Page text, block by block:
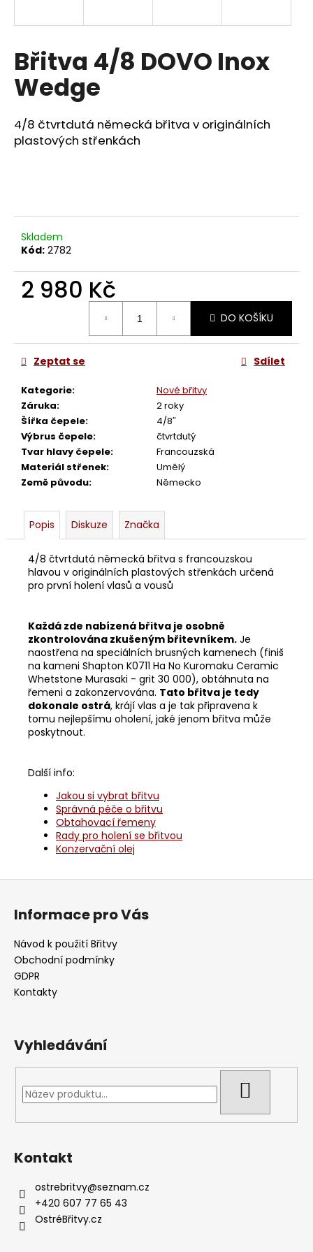
Břitva 4/8 DOVO Inox
Wedge
4/8 čtvrtdutá německá břitva v originálních
plastových střenkách
Skladem
Kód: 2782
2 980 Kč
DO KOŠÍKU
Kategorie:
Nové břitvy
Záruka:
2 roky
Šířka čepele:
4/8″
Výbrus čepele:
čtvrtdutý
Tvar hlavy čepele:
Francouzská
Materiál střenek:
Umělý
Země původu: Německo
Zeptat se Sdílet
Popis Diskuze Značka
4/8 čtvrtdutá německá břitva s francouzskou
hlavou v originálních plastových střenkách určená
pro první holení vlasů a vousů
Každá zde nabízená břitva je osobně
zkontrolována zkušeným břitevníkem. Je
naostřena na speciálních brusných kamenech (finiš
na kameni Shapton K0711 Ha No Kuromaku Ceramic
Whetstone Murasaki - grit 30 000), obtáhnuta na
řemeni a zakonzervována. Tato břitva je tedy
dokonale ostrá, krájí vlas a je tak připravena k
tomu nejlepšímu oholení, jaké jenom břitva může
poskytnout.
Další info:
Jakou si vybrat břitvu
Správná péče o břitvu
Obtahovací řemeny
Rady pro holení se břitvou
Konzervační olej
í
t
?
D
o
p
o
u
j
e
e
BŘITVA
4/8
V.
D.
HAARWEG
880
Z
Informace pro Vás
Návod k použití Břitvy
Obchodní podmínky
GDPR
Kontakty
Vyhledávání
Kontakt
ostrebritvy@seznam.cz
+420 607 77 65 43
OstréBřitvy.cz